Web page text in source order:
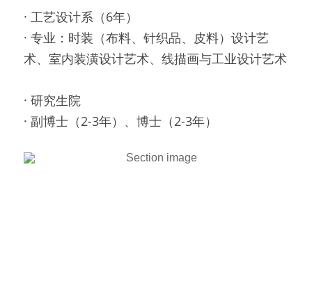
· 工艺设计系（6年）
· 专业：时装（布料、针织品、皮料）设计艺
术、室内装潢设计艺术、线描画与工业设计艺术
· 研究生院
· 副博士（2-3年）、博士（2-3年）